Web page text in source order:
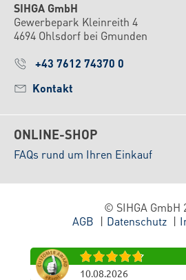
SIHGA GmbH
Gewerbepark Kleinreith 4
4694 Ohlsdorf bei Gmunden
+43 7612 74370 0
Kontakt
ONLINE-SHOP
FAQs rund um Ihren Einkauf
© SIHGA GmbH
AGB
Datenschutz
10.08.2026